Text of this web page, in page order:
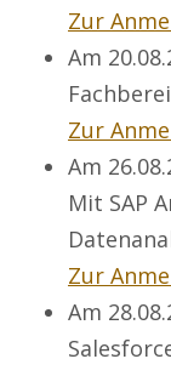
Zur
Am
Zur
Am
Mit SAP
Zur
Am